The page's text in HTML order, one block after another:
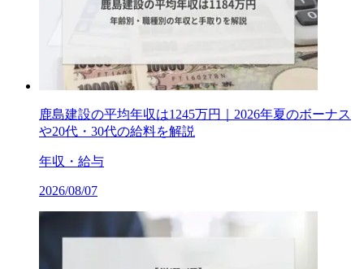
鹿島建設の平均年収は1245万円｜2026年夏のボーナス
や20代・30代の給料を解説
年収・給与
2026/08/07